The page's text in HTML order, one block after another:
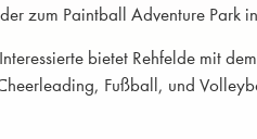
zum Paintball Adventure Park
bietet Rehfelde mit
Fußball, und